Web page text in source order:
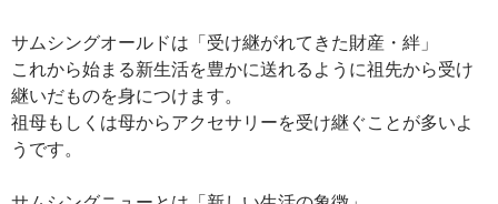
サムシングオールドは「受け継がれてきた財産・絆」
これから始まる新生活を豊かに送れるように祖先から受け
継いだものを身につけます。
祖母もしくは母からアクセサリーを受け継ぐことが多いよ
うです。